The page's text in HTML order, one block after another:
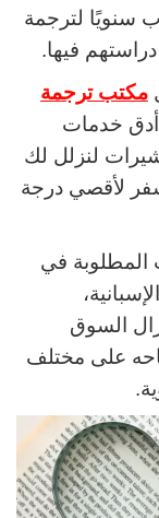
سنويًا لترجمة
فيها.
مكتب ترجمة
أدق خدمات
لنزلل لك
لأقصي درجة
في
السوق
على مختلف